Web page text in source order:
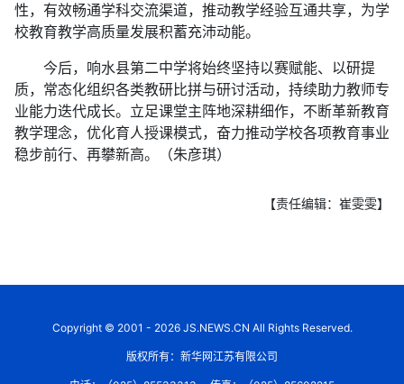
性，有效畅通学科交流渠道，推动教学经验互通共享，为学
校教育教学高质量发展积蓄充沛动能。
今后，响水县第二中学将始终坚持以赛赋能、以研提
质，常态化组织各类教研比拼与研讨活动，持续助力教师专
业能力迭代成长。立足课堂主阵地深耕细作，不断革新教育
教学理念，优化育人授课模式，奋力推动学校各项教育事业
稳步前行、再攀新高。（朱彦琪）
【责任编辑：崔雯雯】
Copyright © 2001 - 2026 JS.NEWS.CN All Rights Reserved.
版权所有：新华网江苏有限公司